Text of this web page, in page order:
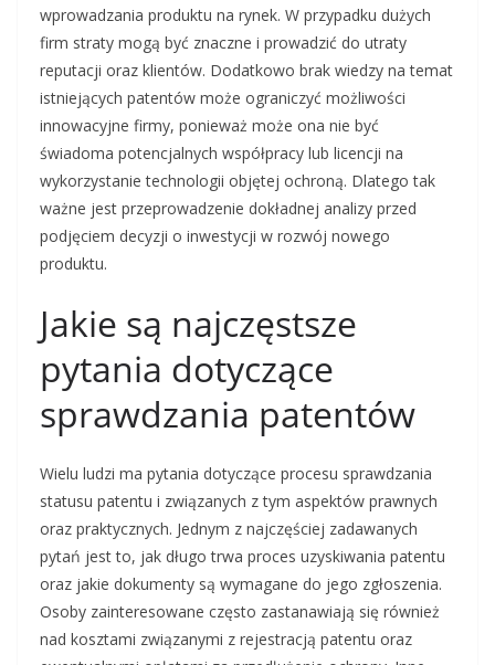
wprowadzania produktu na rynek. W przypadku dużych
firm straty mogą być znaczne i prowadzić do utraty
reputacji oraz klientów. Dodatkowo brak wiedzy na temat
istniejących patentów może ograniczyć możliwości
innowacyjne firmy, ponieważ może ona nie być
świadoma potencjalnych współpracy lub licencji na
wykorzystanie technologii objętej ochroną. Dlatego tak
ważne jest przeprowadzenie dokładnej analizy przed
podjęciem decyzji o inwestycji w rozwój nowego
produktu.
Jakie są najczęstsze
pytania dotyczące
sprawdzania patentów
Wielu ludzi ma pytania dotyczące procesu sprawdzania
statusu patentu i związanych z tym aspektów prawnych
oraz praktycznych. Jednym z najczęściej zadawanych
pytań jest to, jak długo trwa proces uzyskiwania patentu
oraz jakie dokumenty są wymagane do jego zgłoszenia.
Osoby zainteresowane często zastanawiają się również
nad kosztami związanymi z rejestracją patentu oraz